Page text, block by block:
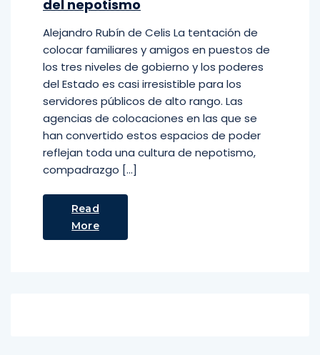
del nepotismo
Alejandro Rubín de Celis La tentación de
colocar familiares y amigos en puestos de
los tres niveles de gobierno y los poderes
del Estado es casi irresistible para los
servidores públicos de alto rango. Las
agencias de colocaciones en las que se
han convertido estos espacios de poder
reflejan toda una cultura de nepotismo,
compadrazgo […]
Read
More